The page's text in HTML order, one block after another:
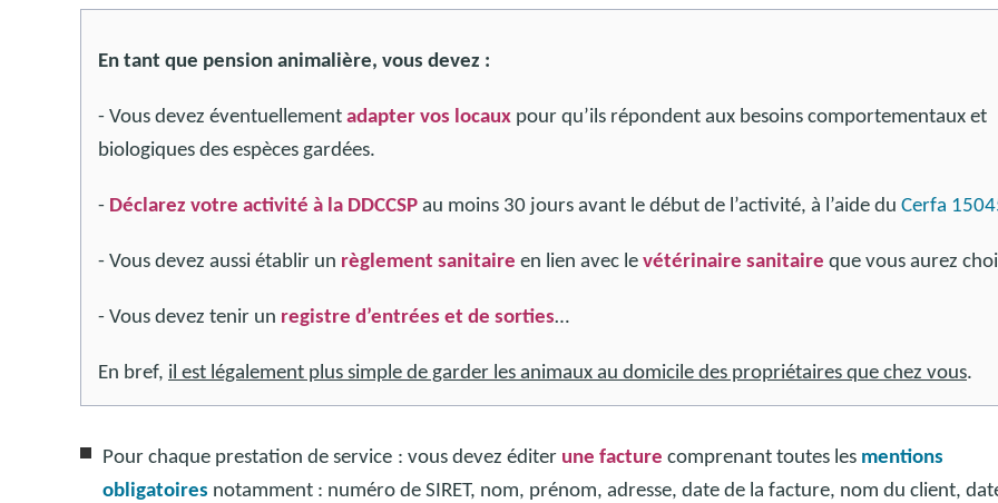
En tant que pension animalière, vous devez :
- Vous devez éventuellement adapter vos locaux pour qu’ils répondent aux besoins comportementaux et
biologiques des espèces gardées.
- Déclarez votre activité à la DDCCSP au moins 30 jours avant le début de l’activité, à l’aide du Cerfa
- Vous devez aussi établir un règlement sanitaire en lien avec le vétérinaire sanitaire que vous aurez
- Vous devez tenir un registre d’entrées et de sorties…
En bref, il est légalement plus simple de garder les animaux au domicile des propriétaires que chez vous.
Pour chaque prestation de service : vous devez éditer une facture comprenant toutes les mentions
obligatoires notamment : numéro de SIRET, nom, prénom, adresse, date de la facture, nom du client,